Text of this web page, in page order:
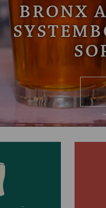
BRONX